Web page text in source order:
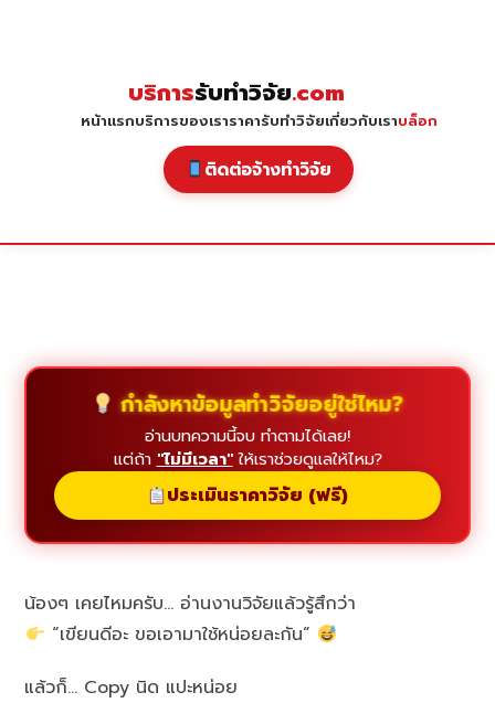
บริการรับทำวิจัย.com
หน้าแรกบริการของเราราคารับทำวิจัยเกี่ยวกับเราบล็อก
ติดต่อจ้างทำวิจัย
กำลังหาข้อมูลทำวิจัยอยู่ใช่ไหม?
อ่านบทความนี้จบ ทำตามได้เลย!
แต่ถ้า "ไม่มีเวลา"ให้เราช่วยดูแลให้ไหม?
ประเมินราคาวิจัย (ฟรี)
น้องๆ เคยไหมครับ… อ่านงานวิจัยแล้วรู้สึกว่า
“เขียนดีอะ ขอเอามาใช้หน่อยละกัน”
แล้วก็… Copy นิด แปะหน่อย